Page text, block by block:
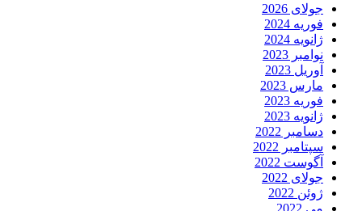
جولای 2026
فوریه 2024
ژانویه 2024
نوامبر 2023
آوریل 2023
مارس 2023
فوریه 2023
ژانویه 2023
دسامبر 2022
سپتامبر 2022
آگوست 2022
جولای 2022
ژوئن 2022
می 2022